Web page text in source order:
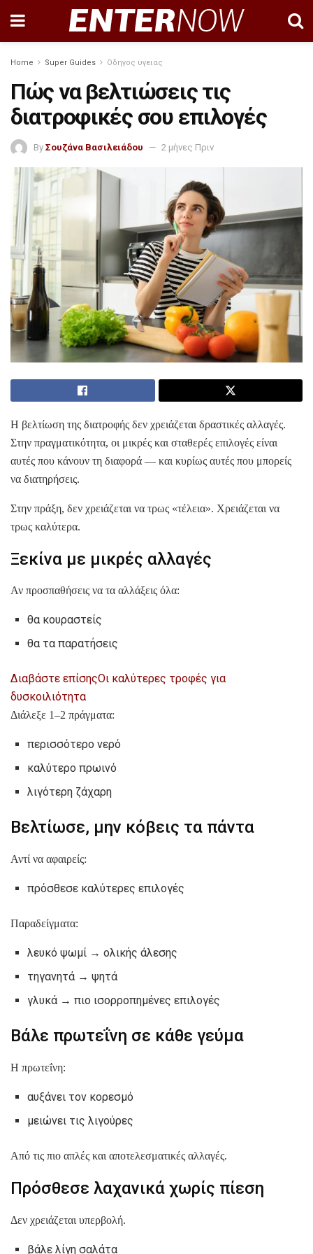
Home Super Guides Οδηγος υγειας
Πώς να βελτιώσεις τις
διατροφικές σου επιλογές
By Σουζάνα Βασιλειάδου 2 μήνες Πριν
Η βελτίωση της διατροφής δεν χρειάζεται δραστικές αλλαγές.
Στην πραγματικότητα, οι μικρές και σταθερές επιλογές είναι
αυτές που κάνουν τη διαφορά — και κυρίως αυτές που μπορείς
να διατηρήσεις.
Στην πράξη, δεν χρειάζεται να τρως «τέλεια». Χρειάζεται να
τρως καλύτερα.
Ξεκίνα με μικρές αλλαγές
Αν προσπαθήσεις να τα αλλάξεις όλα:
θα κουραστείς
θα τα παρατήσεις
Διαβάστε επίσηςΟι καλύτερες τροφές για
δυσκοιλιότητα
Διάλεξε 1–2 πράγματα:
περισσότερο νερό
καλύτερο πρωινό
λιγότερη ζάχαρη
Βελτίωσε, μην κόβεις τα πάντα
Αντί να αφαιρείς:
πρόσθεσε καλύτερες επιλογές
Παραδείγματα:
λευκό ψωμί → ολικής άλεσης
τηγανητά → ψητά
γλυκά → πιο ισορροπημένες επιλογές
Βάλε πρωτεΐνη σε κάθε γεύμα
Η πρωτεΐνη:
αυξάνει τον κορεσμό
μειώνει τις λιγούρες
Από τις πιο απλές και αποτελεσματικές αλλαγές.
Πρόσθεσε λαχανικά χωρίς πίεση
Δεν χρειάζεται υπερβολή.
βάλε λίγη σαλάτα